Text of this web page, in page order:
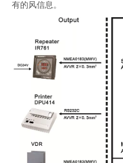
有的风信息。